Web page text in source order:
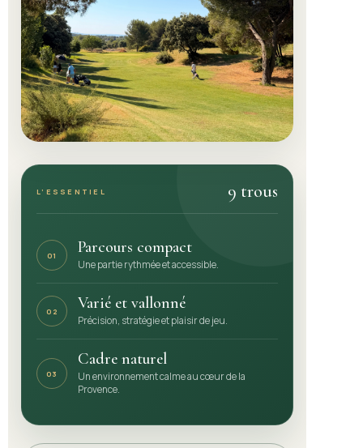
L’ESSENTIEL 9 trous
01 Parcours compact
Une partie rythmée et accessible.
02 Varié et vallonné
Précision, stratégie et plaisir de jeu.
03
Cadre naturel
Un environnement calme au cœur de la
Provence.